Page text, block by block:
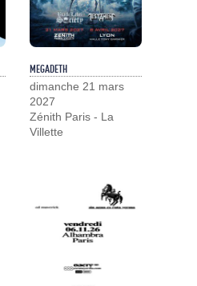
MEGADETH
dimanche 21 mars
2027
Zénith Paris - La
Villette